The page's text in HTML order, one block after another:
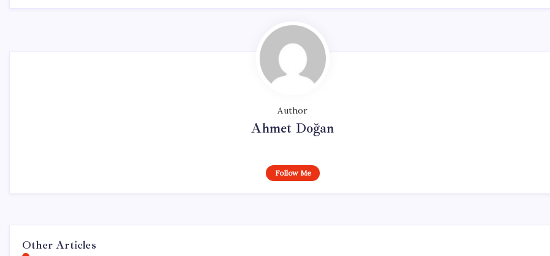
Author
Ahmet Doğan
Follow Me
Other Articles